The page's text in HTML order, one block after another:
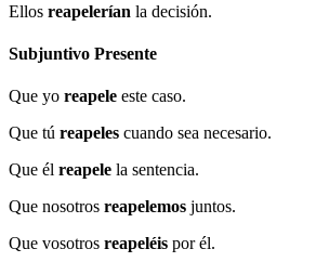
Ellos reapelerían la decisión.
Subjuntivo Presente
Que yo reapele este caso.
Que tú reapeles cuando sea necesario.
Que él reapele la sentencia.
Que nosotros reapelemos juntos.
Que vosotros reapeléis por él.